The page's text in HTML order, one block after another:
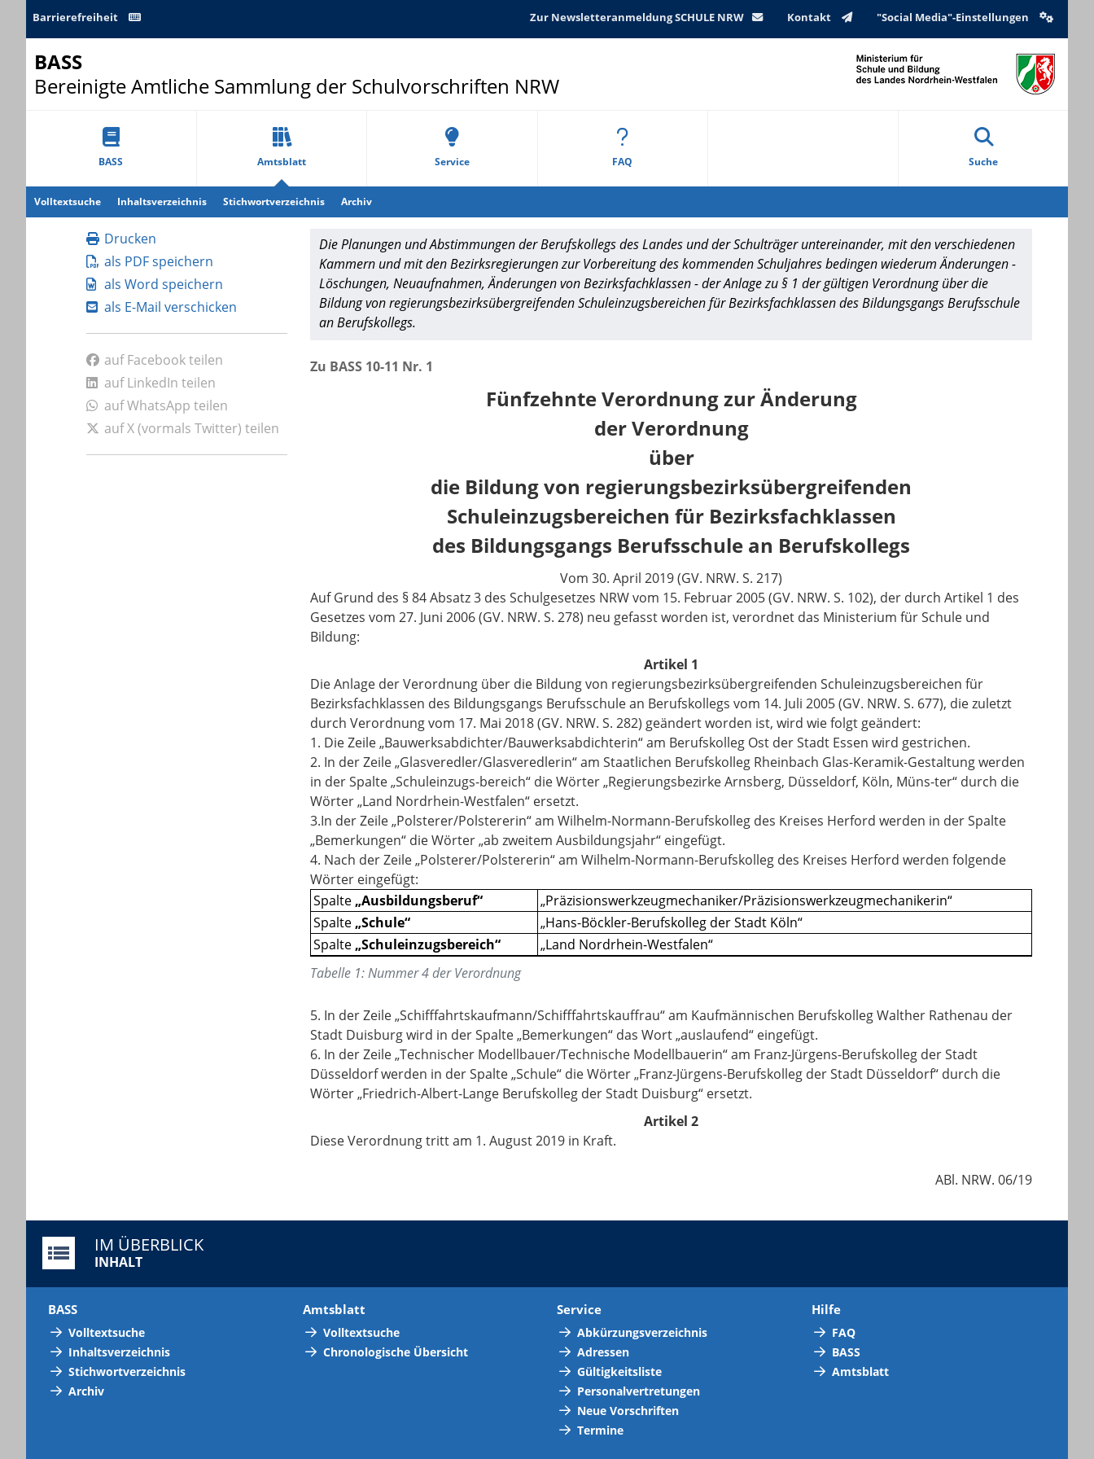
Barrierefreiheit Zur Newsletteranmeldung SCHULE NRW Kontakt "Social Media"-Einstellungen
BASS
Bereinigte Amtliche Sammlung der Schulvorschriften NRW
BASS Amtsblatt Service FAQ Suche
Volltextsuche Inhaltsverzeichnis Stichwortverzeichnis Archiv
Drucken
als PDF speichern
als Word speichern
als E-Mail verschicken
auf Facebook teilen
auf LinkedIn teilen
auf WhatsApp teilen
auf X (vormals Twitter) teilen
Die Planungen und Abstimmungen der Berufskollegs des Landes und der Schulträger untereinander, mit den verschiedenen
Kammern und mit den Bezirksregierungen zur Vorbereitung des kommenden Schuljahres bedingen wiederum Änderungen -
Löschungen, Neuaufnahmen, Änderungen von Bezirksfachklassen - der Anlage zu § 1 der gültigen Verordnung über die
Bildung von regierungsbezirksübergreifenden Schuleinzugsbereichen für Bezirksfachklassen des Bildungsgangs Berufsschule
an Berufskollegs.
Zu BASS 10-11 Nr. 1
Fünfzehnte Verordnung zur Änderung
der Verordnung
über
die Bildung von regierungsbezirksübergreifenden
Schuleinzugsbereichen für Bezirksfachklassen
des Bildungsgangs Berufsschule an Berufskollegs
Vom 30. April 2019 (GV. NRW. S. 217)
Auf Grund des § 84 Absatz 3 des Schulgesetzes NRW vom 15. Februar 2005 (GV. NRW. S. 102), der durch Artikel 1 des
Gesetzes vom 27. Juni 2006 (GV. NRW. S. 278) neu gefasst worden ist, verordnet das Ministerium für Schule und
Bildung:
Artikel 1
Die Anlage der Verordnung über die Bildung von regierungsbezirksübergreifenden Schuleinzugsbereichen für
Bezirksfachklassen des Bildungsgangs Berufsschule an Berufskollegs vom 14. Juli 2005 (GV. NRW. S. 677), die zuletzt
durch Verordnung vom 17. Mai 2018 (GV. NRW. S. 282) geändert worden ist, wird wie folgt geändert:
1. Die Zeile „Bauwerksabdichter/Bauwerksabdichterin“ am Berufskolleg Ost der Stadt Essen wird gestrichen.
2. In der Zeile „Glasveredler/Glasveredlerin“ am Staatlichen Berufskolleg Rheinbach Glas-Keramik-Gestaltung werden
in der Spalte „Schuleinzugs-bereich“ die Wörter „Regierungsbezirke Arnsberg, Düsseldorf, Köln, Müns-ter“ durch die
Wörter „Land Nordrhein-Westfalen“ ersetzt.
3.In der Zeile „Polsterer/Polstererin“ am Wilhelm-Normann-Berufskolleg des Kreises Herford werden in der Spalte
„Bemerkungen“ die Wörter „ab zweitem Ausbildungsjahr“ eingefügt.
4. Nach der Zeile „Polsterer/Polstererin“ am Wilhelm-Normann-Berufskolleg des Kreises Herford werden folgende
Wörter eingefügt:
Spalte „Ausbildungsberuf“
„Präzisionswerkzeugmechaniker/Präzisionswerkzeugmechanikerin“
Spalte „Schule“
„Hans-Böckler-Berufskolleg der Stadt Köln“
Spalte „Schuleinzugsbereich“
„Land Nordrhein-Westfalen“
Tabelle 1:Nummer 4 der Verordnung
5. In der Zeile „Schifffahrtskaufmann/Schifffahrtskauffrau“ am Kaufmännischen Berufskolleg Walther Rathenau der
Stadt Duisburg wird in der Spalte „Bemerkungen“ das Wort „auslaufend“ eingefügt.
6. In der Zeile „Technischer Modellbauer/Technische Modellbauerin“ am Franz-Jürgens-Berufskolleg der Stadt
Düsseldorf werden in der Spalte „Schule“ die Wörter „Franz-Jürgens-Berufskolleg der Stadt Düsseldorf“ durch die
Wörter „Friedrich-Albert-Lange Berufskolleg der Stadt Duisburg“ ersetzt.
Artikel 2
Diese Verordnung tritt am 1. August 2019 in Kraft.
ABl. NRW. 06/19
IM ÜBERBLICK
INHALT
BASS
Volltextsuche
Inhaltsverzeichnis
Stichwortverzeichnis
Archiv
Amtsblatt
Volltextsuche
Chronologische Übersicht
Service
Abkürzungsverzeichnis
Adressen
Gültigkeitsliste
Personalvertretungen
Neue Vorschriften
Termine
Hilfe
FAQ
BASS
Amtsblatt